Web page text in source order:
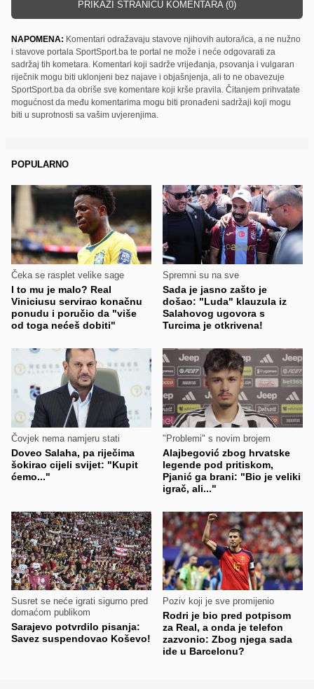
PRIKAŽI STRANICU KOMENTARA (0)
NAPOMENA: Komentari odražavaju stavove njihovih autora/ica, a ne nužno
i stavove portala SportSport.ba te portal ne može i neće odgovarati za
sadržaj tih kometara. Komentari koji sadrže vrijeđanja, psovanja i vulgaran
riječnik mogu biti uklonjeni bez najave i objašnjenja, ali to ne obavezuje
SportSport.ba da obriše sve komentare koji krše pravila. Čitanjem prihvatate
mogućnost da među komentarima mogu biti pronađeni sadržaji koji mogu
biti u suprotnosti sa vašim uvjerenjima.
POPULARNO
Čeka se rasplet velike sage
I to mu je malo? Real
Viniciusu servirao konačnu
ponudu i poručio da "više
od toga nećeš dobiti"
Spremni su na sve
Sada je jasno zašto je
došao: "Luda" klauzula iz
Salahovog ugovora s
Turcima je otkrivena!
Čovjek nema namjeru stati
Doveo Salaha, pa riječima
šokirao cijeli svijet: "Kupit
ćemo..."
"Problemi" s novim brojem
Alajbegović zbog hrvatske
legende pod pritiskom,
Pjanić ga brani: "Bio je veliki
igrač, ali..."
Susret se neće igrati sigurno pred
domaćom publikom
Sarajevo potvrdilo pisanja:
Savez suspendovao Koševo!
Poziv koji je sve promijenio
Rodri je bio pred potpisom
za Real, a onda je telefon
zazvonio: Zbog njega sada
ide u Barcelonu?